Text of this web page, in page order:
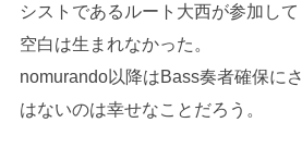
シストであるルート大西が参加し
空白は生まれなかった。
nomurando以降はBass奏者確保に
はないのは幸せなことだろう。